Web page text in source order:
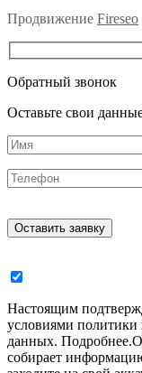
Продвижение Fireseo
Обратный звонок
Оставьте свои
Настоящим
условиями политики
данных. Подробнее.
собирает